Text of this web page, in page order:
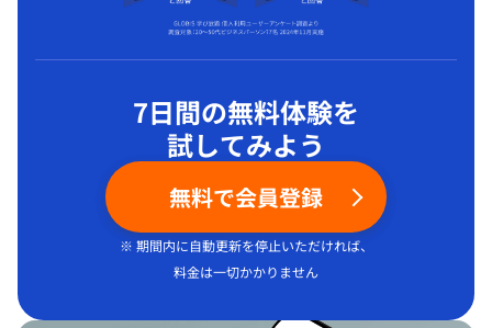
7日間の無料体験を
試してみよう
無料で会員登録
※ 期間内に自動更新を停止いただければ、
料金は一切かかりません